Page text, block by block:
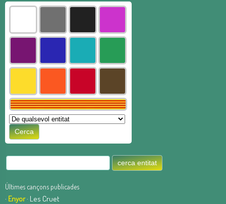
Últimes cançons publicades
· Enyor· Les Cruet